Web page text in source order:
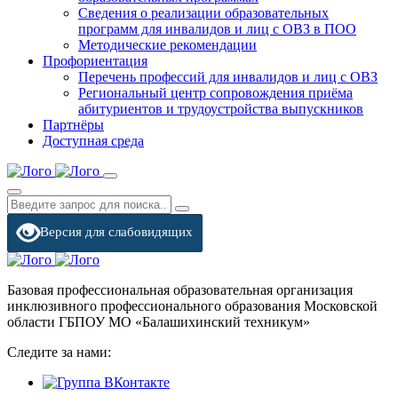
Сведения о реализации образовательных
программ для инвалидов и лиц с ОВЗ в ПОО
Методические рекомендации
Профориентация
Перечень профессий для инвалидов и лиц с ОВЗ
Региональный центр сопровождения приёма
абитуриентов и трудоустройства выпускников
Партнёры
Доступная среда
Версия для слабовидящих
Базовая профессиональная образовательная организация
инклюзивного профессионального образования Московской
области ГБПОУ МО «Балашихинский техникум»
Следите за нами: